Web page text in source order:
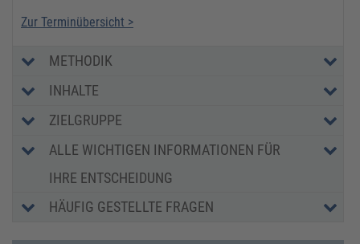
Zur Terminübersicht >
METHODIK
INHALTE
ZIELGRUPPE
ALLE WICHTIGEN INFORMATIONEN FÜR
IHRE ENTSCHEIDUNG
HÄUFIG GESTELLTE FRAGEN